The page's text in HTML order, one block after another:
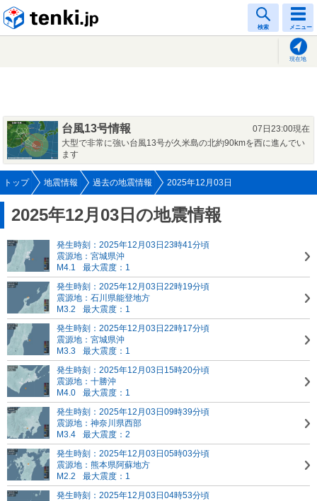
検索 メニュー
現在地
台風13号情報
07日23:00現在
大型で非常に強い台風13号が久米島の北約90kmを西に進んでい
ます
トップ 地震情報 過去の地震情報 2025年12月03日
2025年12月03日の地震情報
発生時刻：2025年12月03日23時41分頃
震源地：宮城県沖
M4.1
最大震度：1
発生時刻：2025年12月03日22時19分頃
震源地：石川県能登地方
M3.2
最大震度：1
発生時刻：2025年12月03日22時17分頃
震源地：宮城県沖
M3.3
最大震度：1
発生時刻：2025年12月03日15時20分頃
震源地：十勝沖
M4.0
最大震度：1
発生時刻：2025年12月03日09時39分頃
震源地：神奈川県西部
M3.4
最大震度：2
発生時刻：2025年12月03日05時03分頃
震源地：熊本県阿蘇地方
M2.2
最大震度：1
発生時刻：2025年12月03日04時53分頃